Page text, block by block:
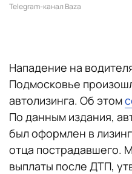
Telegram-канал Baza
Нападение на
Подмосковье
автолизинга. Об этом
По данным издания,
был оформлен в
отца пострадавшего.
выплаты после ДТП,